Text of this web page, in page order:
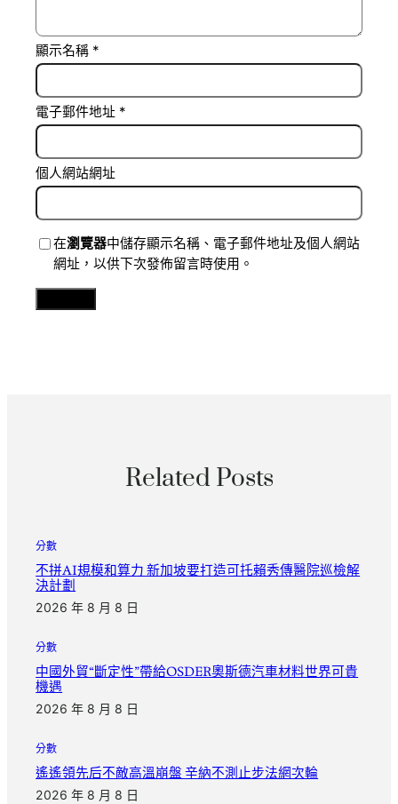
顯示名稱 *
電子郵件地址 *
個人網站網址
在瀏覽器中儲存顯示名稱、電子郵件地址及個人網站
網址，以供下次發佈留言時使用。
Related Posts
分數
不拼AI規模和算力 新加坡要打造可托賴秀傳醫院巡檢解
決計劃
2026 年 8 月 8 日
分數
中國外貿“斷定性”帶給OSDER奧斯德汽車材料世界可貴
機遇
2026 年 8 月 8 日
分數
遙遙領先后不敵高溫崩盤 辛納不測止步法網次輪
2026 年 8 月 8 日